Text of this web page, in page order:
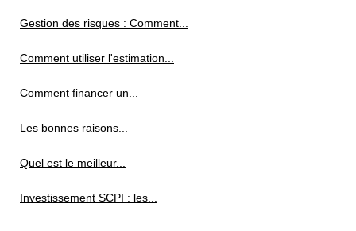
Gestion des risques : Comment...
Comment utiliser l'estimation...
Comment financer un...
Les bonnes raisons...
Quel est le meilleur...
Investissement SCPI : les...